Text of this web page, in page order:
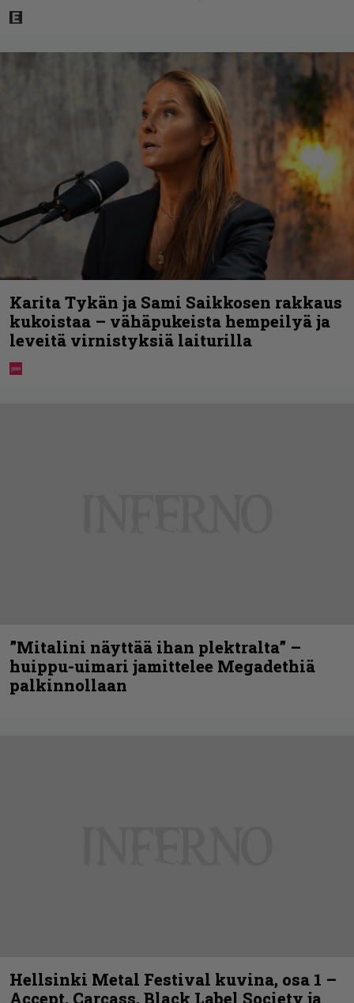
Karita Tykän ja Sami Saikkosen rakkaus
kukoistaa – vähäpukeista hempeilyä ja
leveitä virnistyksiä laiturilla
”Mitalini näyttää ihan plektralta” –
huippu-uimari jamittelee Megadethiä
palkinnollaan
Hellsinki Metal Festival kuvina, osa 1 –
Accept, Carcass, Black Label Society ja